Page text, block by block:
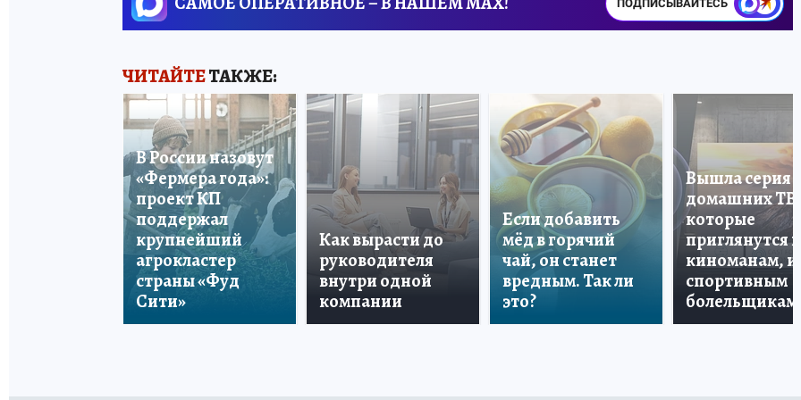
ПОДПИСЫВАЙТЕСЬ
ЧИТАЙТЕТАКЖЕ:
В России назовут
«Фермера года»:
проект КП
поддержал
крупнейший
агрокластер
страны «Фуд
Сити»
Как вырасти до
руководителя
внутри одной
компании
Если добавить
мёд в горячий
чай, он станет
вредным. Так ли
это?
Вышла серия
домашних ТВ,
которые
приглянутся и
киноманам, и
спортивным
болельщикам